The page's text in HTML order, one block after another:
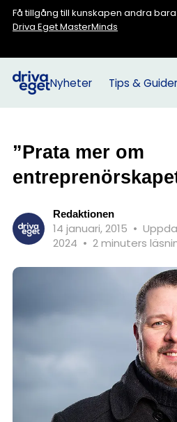
Få tillgång till kunskapen andra
Driva Eget MasterMinds
Nyheter Tips & Guider
”Prata mer om
Redaktionen
14 januari, 2015 •
2024 • 2 minuters